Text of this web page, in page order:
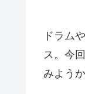
ドラム
ス。今
みよう